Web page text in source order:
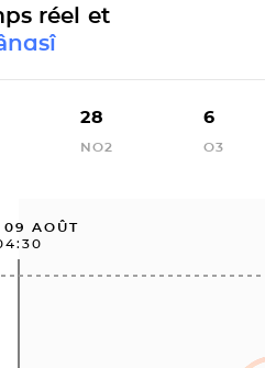
réel et
28
NO2
6
O3
09 AOÛT